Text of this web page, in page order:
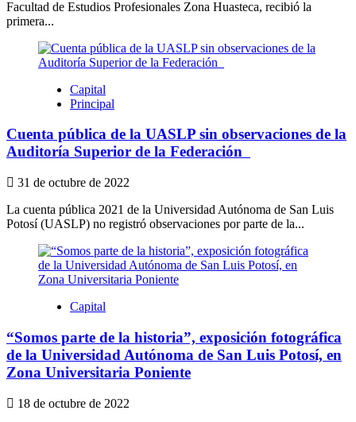
Facultad de Estudios Profesionales Zona Huasteca, recibió la
primera...
Capital
Principal
Cuenta pública de la UASLP sin observaciones de la
Auditoría Superior de la Federación
31 de octubre de 2022
La cuenta pública 2021 de la Universidad Autónoma de San Luis
Potosí (UASLP) no registró observaciones por parte de la...
Capital
“Somos parte de la historia”, exposición fotográfica
de la Universidad Autónoma de San Luis Potosí, en
Zona Universitaria Poniente
18 de octubre de 2022